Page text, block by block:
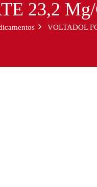
23,2
VOLTADOL